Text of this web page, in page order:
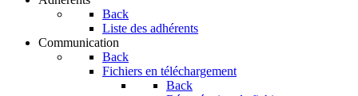
Back
Liste des adhérents
Communication
Back
Fichiers en téléchargement
Back